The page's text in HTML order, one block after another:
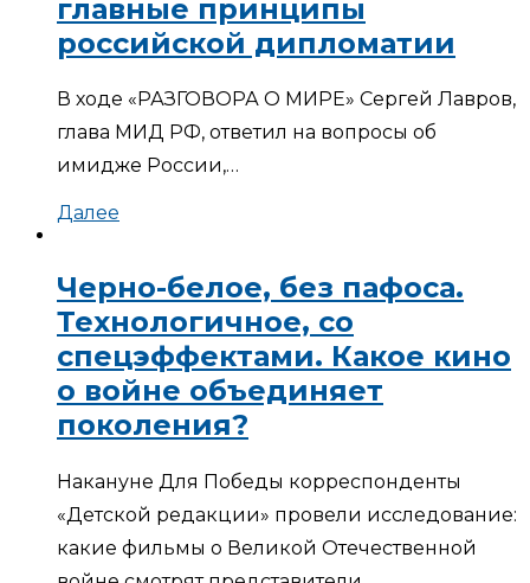
главные принципы
российской дипломатии
В ходе «РАЗГОВОРА О МИРЕ» Сергей Лавров,
глава МИД РФ, ответил на вопросы об
имидже России,…
Далее
Черно-белое, без пафоса.
Технологичное, со
спецэффектами. Какое кино
о войне объединяет
поколения?
Накануне Для Победы корреспонденты
«Детской редакции» провели исследование:
какие фильмы о Великой Отечественной